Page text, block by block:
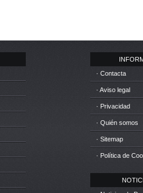
· Contacta
· Aviso legal
· Privacidad
· Quién somos
· Sitemap
· Política de